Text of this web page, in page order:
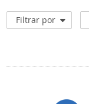
Filtrar por